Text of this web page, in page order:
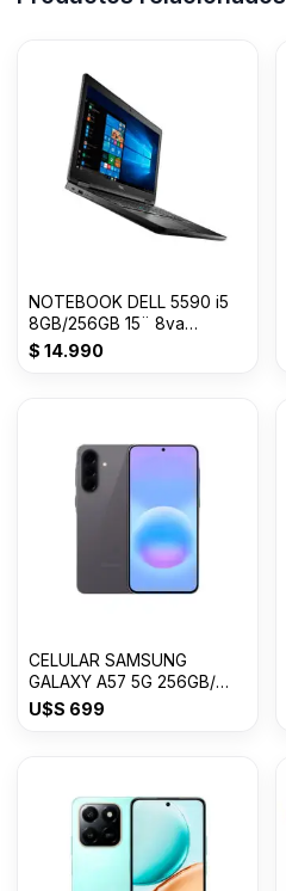
NOTEBOOK DELL 5590 i5
8GB/256GB 15¨ 8va
GENERACION
$ 14.990
CELULAR SAMSUNG
GALAXY A57 5G 256GB/
8GB RAM
U$S 699